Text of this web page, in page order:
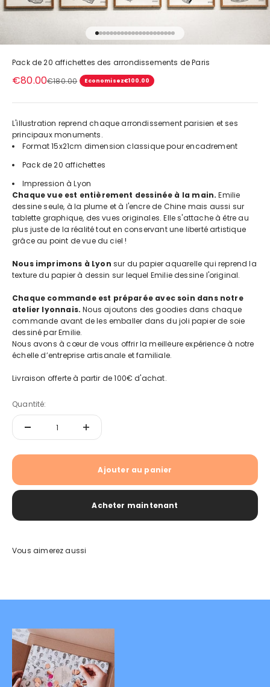
Aller à l'élément 1
Aller à l'élément 2
Aller à l'élément 3
Aller à l'élément 4
Aller à l'élément 5
Aller à l'élément 6
Aller à l'élément 7
Aller à l'élément 8
Aller à l'élément 9
Aller à l'élément 10
Aller à l'élément 11
Aller à l'élément 12
Aller à l'élément 13
Aller à l'élément 14
Aller à l'élément 15
Aller à l'élément 16
Aller à l'élément 17
Aller à l'élément 18
Aller à l'élément 19
Aller à l'élément 20
Aller à l'élément 21
Aller à l'élément 22
Pack de 20 affichettes des arrondissements de Paris
Prix de vente
€80.00Prix normal
€180.00 Economisez€100.00
L'illustration reprend chaque arrondissement parisien et ses
principaux monuments.
Format 15x21cm dimension classique pour encadrement
Pack de 20 affichettes
Impression à Lyon
Chaque vue est entièrement dessinée à la main. Emilie
dessine seule, à la plume et à l'encre de Chine mais aussi sur
tablette graphique, des vues originales. Elle s'attache à être au
plus juste de la réalité tout en conservant une liberté artistique
grâce au point de vue du ciel !
Nous imprimons à Lyon sur du papier aquarelle qui reprend la
texture du papier à dessin sur lequel Emilie dessine l'original.
Chaque commande est préparée avec soin dans notre
atelier lyonnais. Nous ajoutons des goodies dans chaque
commande avant de les emballer dans du joli papier de soie
dessiné par Emilie.
Nous avons à cœur de vous offrir la meilleure expérience à notre
échelle d’entreprise artisanale et familiale.
Livraison offerte à partir de 100€ d'achat.
Quantité:
Ajouter au panier
Acheter maintenant